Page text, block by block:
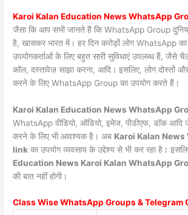
Karoi KalanEducation News WhatsApp
जैसा कि आप सभी जानते हैं कि WhatsApp Group
है, खासकर भारत में। हर दिन करोड़ों लोग WhatsApp
उपयोगकर्ताओं के लिए बहुत सारी सुविधाएं उपलब्ध हैं, जैसे
कॉल, दस्तावेज़ साझा करना, आदि। इसलिए, लोग दोस्तों
करने के लिए WhatsApp Group का उपयोग करते हैं।
Karoi Kalan Education News WhatsApp
WhatsApp वीडियो, ऑडियो, इमेज, पीडीएफ, डॉक आदि
करने के लिए भी आवश्यक है। अब Karoi Kalan News
link का उपयोग व्यवसाय के उद्देश्य से भी कर रहा है।
Education News Karoi Kalan WhatsApp
की बात नहीं होगी।
Class Wise WhatsApp Groups & Telegram